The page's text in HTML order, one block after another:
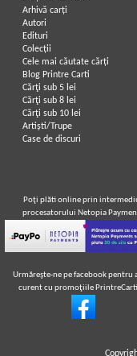
Arhivă carți
Autori
Edituri
Colecții
Cele mai căutate cărți
Blog Printre Carti
Cărţi sub 5 lei
Cărţi sub 8 lei
Cărţi sub 10 lei
Artiști/Trupe
Case de discuri
Poţi plăti online prin
procesatorului Netopia
Urmăreşte-ne pe facebook pentru
curent cu promoţiile